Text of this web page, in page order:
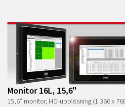
Monitor 16L, 15,6"
15,6” monitor, HD-upplösning (1 366 x